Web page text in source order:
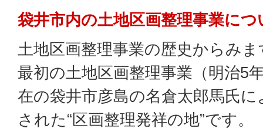
袋井市内の土地区画整理事業に
土地区画整理事業の歴史からみ
最初の土地区画整理事業（明治5
在の袋井市彦島の名倉太郎馬氏
された“区画整理発祥の地”です。